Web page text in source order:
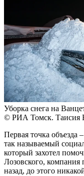
Уборка снега на
© РИА Томск. Таисия
Первая точка объезда
так называемый
который захотел
Лозовского, компания
назад, до этого